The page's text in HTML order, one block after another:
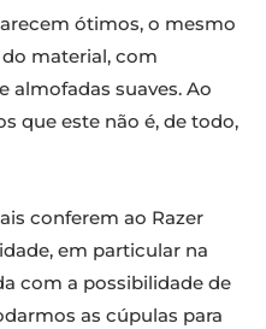
ótimos, o mesmo
material, com
almofadas suaves. Ao
que este não é, de todo,
conferem ao Razer
em particular na
com a possibilidade de
as cúpulas para